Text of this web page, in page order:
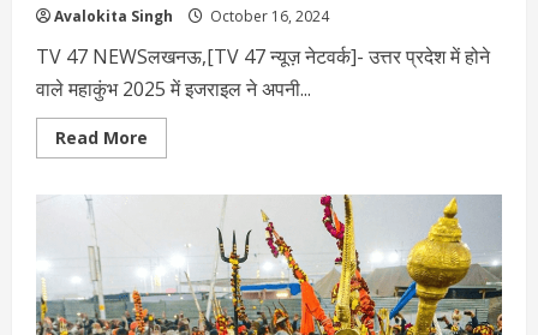
Avalokita Singh October 16, 2024
TV 47 NEWSलखनऊ,[TV 47 न्यूज़ नेटवर्क]- उत्तर प्रदेश में होने
वाले महाकुंभ 2025 में इजराइल ने अपनी...
Read More
more
साथ
करेगा
प्रतिभाग,
इंफ्रास्ट्रक्चर